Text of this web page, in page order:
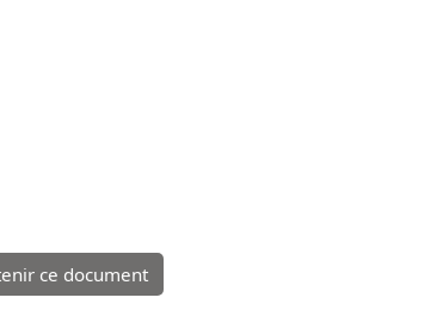
ce document